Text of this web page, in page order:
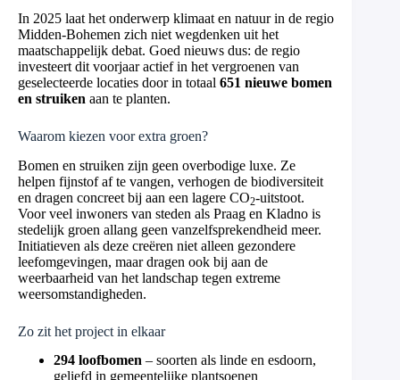
In 2025 laat het onderwerp klimaat en natuur in de regio
Midden-Bohemen zich niet wegdenken uit het
maatschappelijk debat. Goed nieuws dus: de regio
investeert dit voorjaar actief in het vergroenen van
geselecteerde locaties door in totaal 651 nieuwe bomen
en struiken aan te planten.
Waarom kiezen voor extra groen?
Bomen en struiken zijn geen overbodige luxe. Ze
helpen fijnstof af te vangen, verhogen de biodiversiteit
en dragen concreet bij aan een lagere CO2-uitstoot.
Voor veel inwoners van steden als Praag en Kladno is
stedelijk groen allang geen vanzelfsprekendheid meer.
Initiatieven als deze creëren niet alleen gezondere
leefomgevingen, maar dragen ook bij aan de
weerbaarheid van het landschap tegen extreme
weersomstandigheden.
Zo zit het project in elkaar
294 loofbomen – soorten als linde en esdoorn,
geliefd in gemeentelijke plantsoenen